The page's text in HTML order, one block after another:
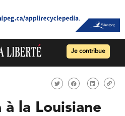
Je contribue
la Louisiane